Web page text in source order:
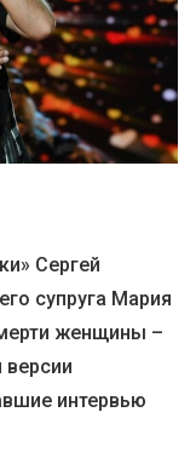
Сергей
супруга Мария
женщины –
версии
интервью